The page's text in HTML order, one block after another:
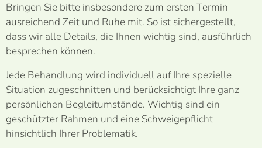
Bringen Sie bitte insbesondere zum ersten Termin
ausreichend Zeit und Ruhe mit. So ist sichergestellt,
dass wir alle Details, die Ihnen wichtig sind, ausführlich
besprechen können.
Jede Behandlung wird individuell auf Ihre spezielle
Situation zugeschnitten und berücksichtigt Ihre ganz
persönlichen Begleitumstände. Wichtig sind ein
geschützter Rahmen und eine Schweigepflicht
hinsichtlich Ihrer Problematik.